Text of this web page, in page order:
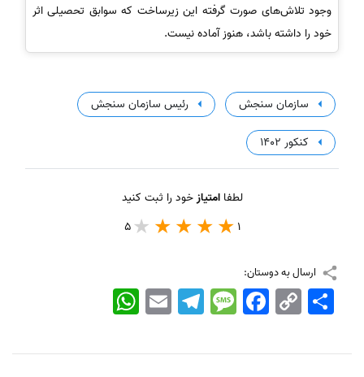
وجود تلاش‌های صورت گرفته این زیرساخت که سوابق تحصیلی اثر
خود را داشته باشد، هنوز آماده نیست.
سازمان سنجش رئیس سازمان سنجش
کنکور 1402
لطفاامتیازخود را ثبت کنید
1
5
ارسال به دوستان:
WhatsApp EmailTelegramMessageFacebook Copy
Link
اشتراک